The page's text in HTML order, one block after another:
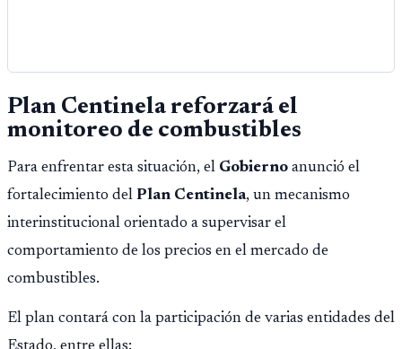
Plan Centinela reforzará el
monitoreo de combustibles
Para enfrentar esta situación, el Gobierno anunció el
fortalecimiento del Plan Centinela, un mecanismo
interinstitucional orientado a supervisar el
comportamiento de los precios en el mercado de
combustibles.
El plan contará con la participación de varias entidades del